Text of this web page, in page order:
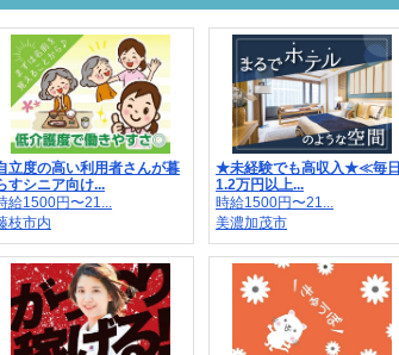
立度の高い利用者さんが暮
すシニア向け...
給1500円〜21...
枝市内
★未経験でも高収入★≪毎日
1.2万円以上...
時給1500円〜21...
美濃加茂市